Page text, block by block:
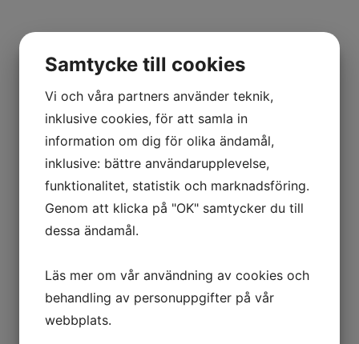
Samtycke till cookies
Vi och våra partners använder teknik,
inklusive cookies, för att samla in
information om dig för olika ändamål,
inklusive: bättre användarupplevelse,
funktionalitet, statistik och marknadsföring.
Genom att klicka på "OK" samtycker du till
dessa ändamål.
Läs mer om vår användning av cookies och
behandling av personuppgifter på vår
webbplats.